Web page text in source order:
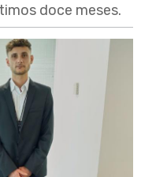
doce meses.